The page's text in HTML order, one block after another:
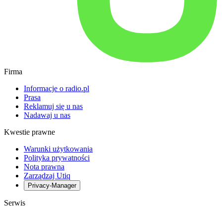
Firma
Informacje o radio.pl
Prasa
Reklamuj się u nas
Nadawaj u nas
Kwestie prawne
Warunki użytkowania
Polityka prywatności
Nota prawna
Zarządzaj Utiq
Privacy-Manager
Serwis